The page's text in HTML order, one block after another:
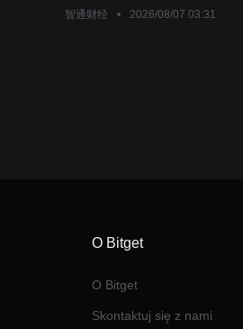
rafineria Idemitsu również
智通财经 • 2026/08/07 03:31
O Bitget
O Bitget
Skontaktuj się z nami